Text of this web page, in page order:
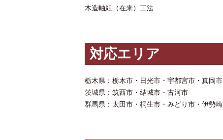
木造軸組（在来）工法
対応エリア
栃木県：栃木市・日光市・宇都宮市・真岡
茨城県：筑西市・結城市・古河市
群馬県：太田市・桐生市・みどり市・伊勢